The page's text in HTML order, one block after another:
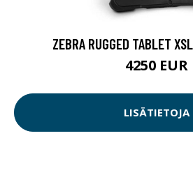
ZEBRA RUGGED TABLET
4250 EUR
LISÄTIETOJA